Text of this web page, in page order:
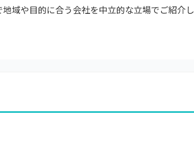
域や目的に合う会社を中立的な立場でご紹介し